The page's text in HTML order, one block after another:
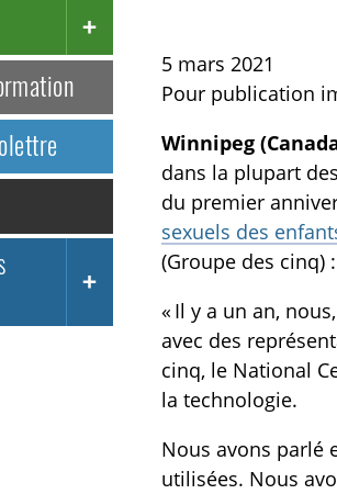
5 mars 2021
Pour publication
Winnipeg
dans la plupart
du premier
sexuels des
(Groupe des cinq) :
« Il y a un an,
avec des
cinq, le National
la technologie.
Nous avons parlé
utilisées. Nous